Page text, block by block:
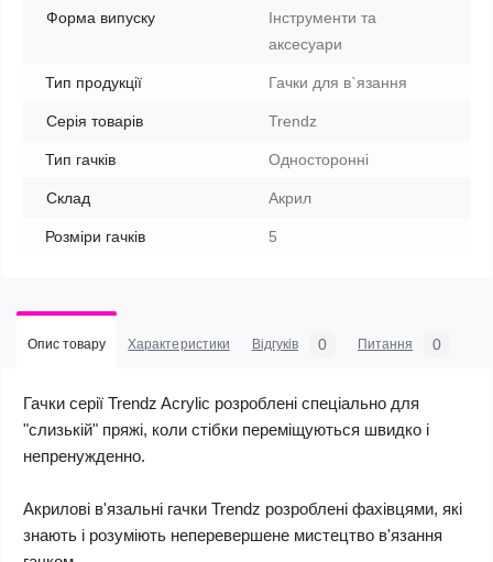
Форма випуску
Інструменти та
аксесуари
Тип продукції Гачки для в`язання
Серія товарів Trendz
Тип гачків Односторонні
Склад Акрил
Розміри гачків 5
Опис товару Характеристики Відгуків 0 Питання 0
Гачки серії Trendz Acrylic розроблені спеціально для
"слизькій" пряжі, коли стібки переміщуються швидко і
непренужденно.
Акрилові в'язальні гачки Trendz розроблені фахівцями, які
знають і розуміють неперевершене мистецтво в'язання